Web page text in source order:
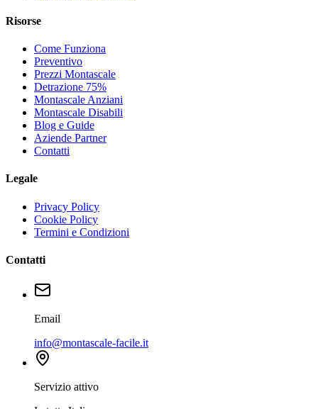
Risorse
Come Funziona
Preventivo
Prezzi Montascale
Detrazione 75%
Montascale Anziani
Montascale Disabili
Blog e Guide
Aziende Partner
Contatti
Legale
Privacy Policy
Cookie Policy
Termini e Condizioni
Contatti
Email
info@montascale-facile.it
Servizio attivo